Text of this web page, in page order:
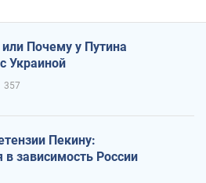
Почему у Путина
Украиной
357
Пекину:
зависимость России